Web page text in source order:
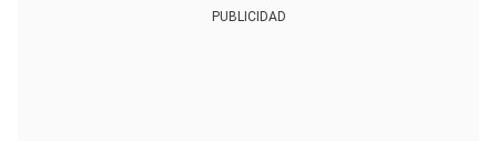
PUBLICIDAD